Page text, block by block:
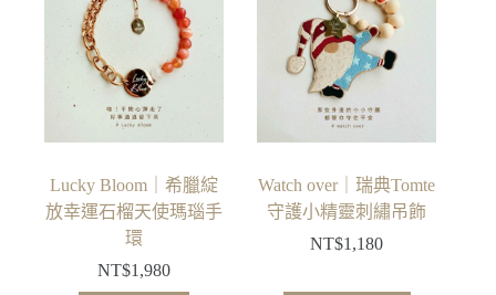
Lucky Bloom｜希臘綻
放幸運石榴天使瑪瑙手
環
NT$1,980
Watch over｜瑞典Tomte
守護小精靈刺繡吊飾
NT$1,180